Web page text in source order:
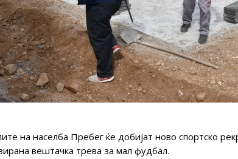
на населба Пребег ќе добијат ново спортско
вештачка трева за мал фудбал.